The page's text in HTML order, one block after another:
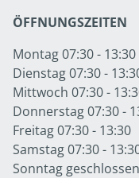
ÖFFNUNGSZEITEN
Montag 07:30 - 13:30
Dienstag 07:30 -
Mittwoch 07:30 -
Donnerstag 07:30 -
Freitag 07:30 - 13:30
Samstag 07:30 -
Sonntag geschlossen